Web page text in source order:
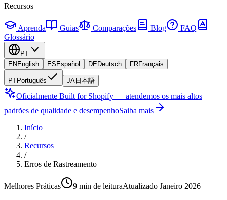
Recursos
Aprenda Guias Comparações Blog
FAQ
Glossário
PT
EN English ES Español DEDeutsch FRFrançais
PTPortuguês JA 日本語
Oficialmente Built for Shopify — atendemos os mais altos
padrões de qualidade e desempenhoSaiba mais
Início
/
Recursos
/
Erros de Rastreamento
Melhores Práticas 9 min de leituraAtualizado Janeiro 2026